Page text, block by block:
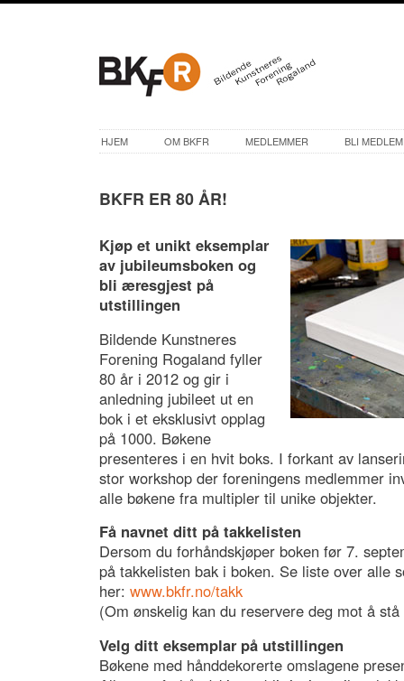
HJEM OM BKFR MEDLEMMER BLI MEDLEM
BKFR ER 80 ÅR!
Kjøp et unikt eksemplar
av jubileumsboken og
bli æresgjest på
utstillingen
Bildende Kunstneres
Forening Rogaland fyller
80 år i 2012 og gir i
anledning jubileet ut en
bok i et eksklusivt opplag
på 1000. Bøkene
presenteres i en hvit boks. I forkant av
stor workshop der foreningens medlemmer
alle bøkene fra multipler til unike objekter.
Få navnet ditt på takkelisten
Dersom du forhåndskjøper boken før 7.
på takkelisten bak i boken. Se liste over alle
her: www.bkfr.no/takk
(Om ønskelig kan du reservere deg mot å
Velg ditt eksemplar på utstillingen
Bøkene med hånddekorerte omslagene